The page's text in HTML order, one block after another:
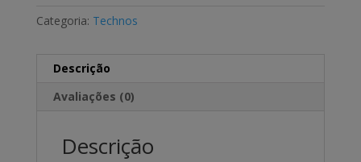
Categoria: Technos
Descrição
Avaliações (0)
Descrição